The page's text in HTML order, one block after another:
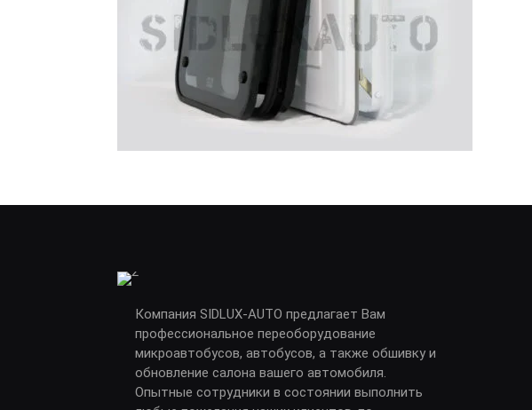
Компания SIDLUX-AUTO предлагает Вам
профессиональное переоборудование
микроавтобусов, автобусов, а также обшивку и
обновление салона вашего автомобиля.
Опытные сотрудники в состоянии выполнить